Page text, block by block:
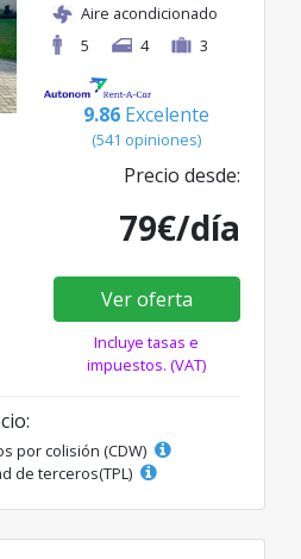
Aire acondicionado
5
4 3
9.86 Excelente
(541 opiniones)
Precio desde:
79€/día
Ver oferta
Incluye tasas e
impuestos. (VAT)
por colisión (CDW)
de terceros(TPL)